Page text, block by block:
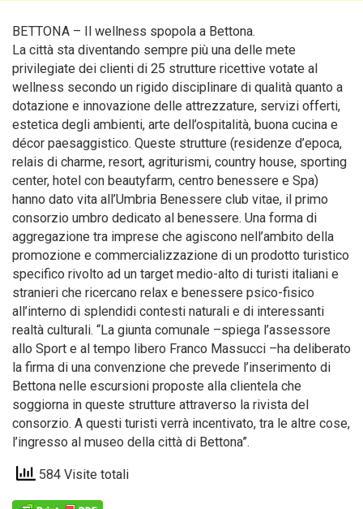
BETTONA – Il wellness spopola a Bettona.
La città sta diventando sempre più una delle mete
privilegiate dei clienti di 25 strutture ricettive votate al
wellness secondo un rigido disciplinare di qualità quanto a
dotazione e innovazione delle attrezzature, servizi offerti,
estetica degli ambienti, arte dell’ospitalità, buona cucina e
décor paesaggistico. Queste strutture (residenze d’epoca,
relais di charme, resort, agriturismi, country house, sporting
center, hotel con beautyfarm, centro benessere e Spa)
hanno dato vita all’Umbria Benessere club vitae, il primo
consorzio umbro dedicato al benessere. Una forma di
aggregazione tra imprese che agiscono nell’ambito della
promozione e commercializzazione di un prodotto turistico
specifico rivolto ad un target medio-alto di turisti italiani e
stranieri che ricercano relax e benessere psico-fisico
all’interno di splendidi contesti naturali e di interessanti
realtà culturali. “La giunta comunale –spiega l’assessore
allo Sport e al tempo libero Franco Massucci –ha deliberato
la firma di una convenzione che prevede l’inserimento di
Bettona nelle escursioni proposte alla clientela che
soggiorna in queste strutture attraverso la rivista del
consorzio. A questi turisti verrà incentivato, tra le altre cose,
l’ingresso al museo della città di Bettona”.
584 Visite totali